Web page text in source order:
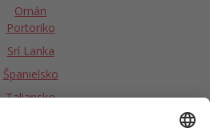
Omán
Portoriko
Srí Lanka
Španielsko
Taliansko